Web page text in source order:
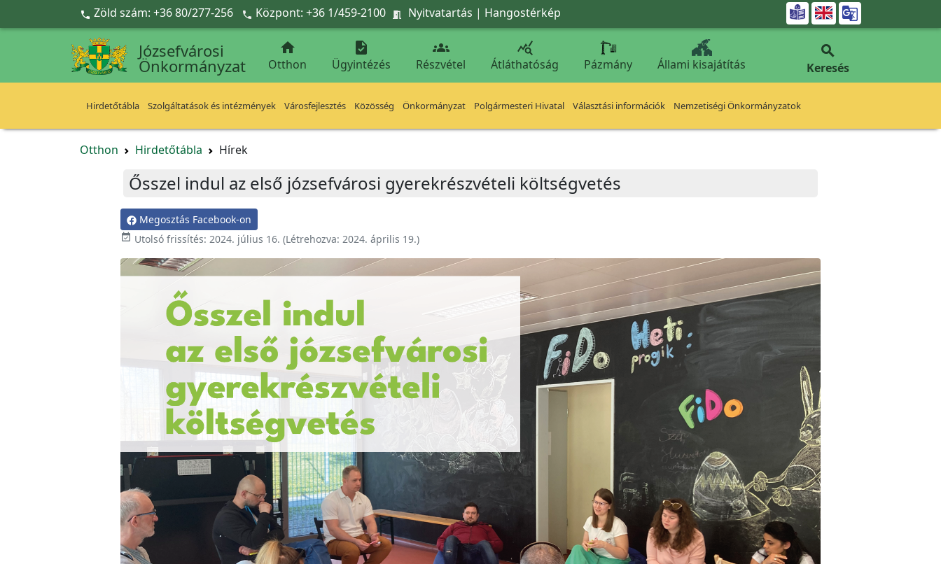
Ugrás a fő tartalomra
 Zöld szám: +36 80/277-256  Központ: +36 1/459-2100  Nyitvatartás | Hangostérkép 
Józsefvárosi
Önkormányzat

Otthon

Ügyintézés

Részvétel

Átláthatóság Pázmány Állami kisajátítás

Keresés
Hirdetőtábla Szolgáltatások és intézmények Városfejlesztés Közösség Önkormányzat Polgármesteri Hivatal Választási információk Nemzetiségi Önkormányzatok
Otthon Hirdetőtábla Hírek
Ősszel indul az első józsefvárosi gyerekrészvételi költségvetés
Megosztás Facebook-on
 Utolsó frissítés: 2024. július 16. (Létrehozva: 2024. április 19.)